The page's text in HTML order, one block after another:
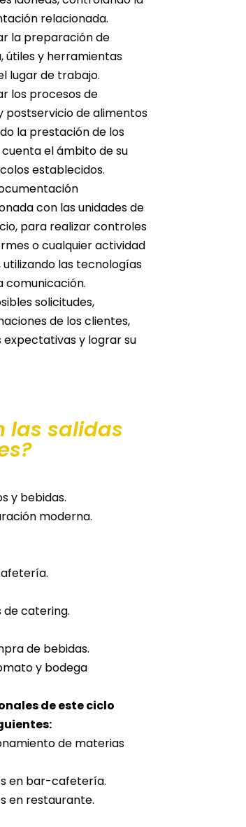
relacionada.
la preparación de
útiles y herramientas
lugar de trabajo.
los procesos de
postservicio de alimentos
la prestación de los
el ámbito de su
establecidos.
con las unidades de
para realizar controles
o cualquier actividad
las tecnologías
comunicación.
solicitudes,
de los clientes,
y lograr su
las salidas
y bebidas.
moderna.
catering.
de bebidas.
y bodega
de este ciclo
de materias
en bar-cafetería.
en restaurante.